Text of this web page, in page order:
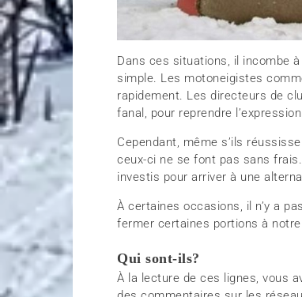
Dans ces situations, il incombe
simple. Les motoneigistes
rapidement. Les directeurs de
fanal, pour reprendre
Cependant, même s’ils
ceux-ci ne se font pas sans
investis pour arriver à une
À certaines occasions, il n’y a
fermer certaines portions à
Qui sont-ils?
À la lecture de ces lignes, vous